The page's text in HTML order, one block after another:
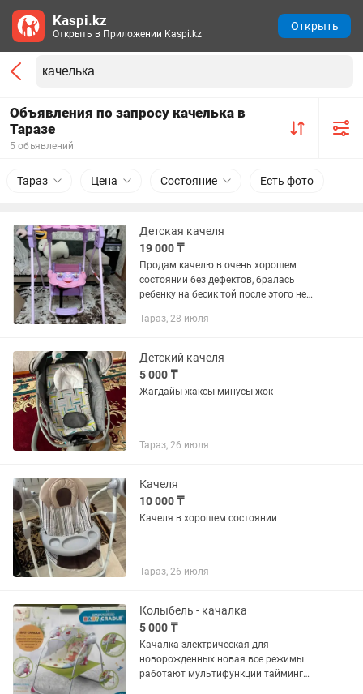
Объявления по запросу качелька в
Таразе
5 объявлений
Тараз Цена Состояние Есть фото
Детская качеля
19 000 ₸
Продам качелю в очень хорошем
состоянии без дефектов, бралась
ребенку на бесик той после этого не
уступлю, качеля много
до 5...
Тараз, 28 июля
Детский качеля
5 000 ₸
Жагдайы жаксы минусы жок
Тараз, 26 июля
Качеля
10 000 ₸
Качеля в хорошем состоянии
Тараз, 26 июля
Колыбель - качалка
5 000 ₸
Качалка электрическая для
новорожденных новая все режимы
работают мультифункции тайминг
Kaspi.kz
Открыть в Приложении Kaspi.kz
Открыть